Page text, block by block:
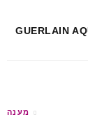
מענה